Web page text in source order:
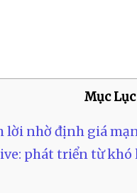
Mục Lục
lời nhờ định giá
phát triển từ khó